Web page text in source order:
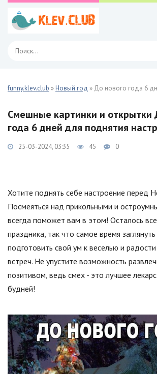
funny.klev.club »Новый год » До нового года 6
Смешные картинки и открытки
года 6 дней для поднятия
25-03-2024, 03:35 45 0
Хотите поднять себе настроение перед
Посмеяться над прикольными и
всегда поможет вам в этом! Осталось
праздника, так что самое время
подготовить свой ум к веселью и
встреч. Не упустите возможность
позитивом, ведь смех - это лучшее
будней!